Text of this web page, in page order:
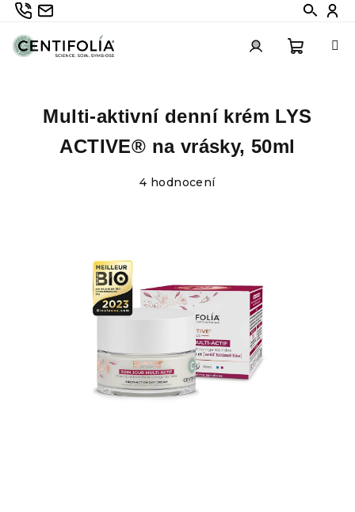
Přejít
obsah
735 336 882
info@centifolia.cz Hledat
košík
Multi-aktivní denní krém LYS
ACTIVE® na vrásky, 50ml
4 hodnocení